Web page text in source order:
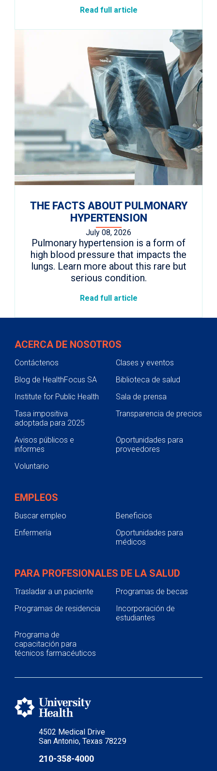
Read full article
THE FACTS ABOUT PULMONARY
HYPERTENSION
July 08, 2026
Pulmonary hypertension is a form of
high blood pressure that impacts the
lungs. Learn more about this rare but
serious condition.
Read full article
4502 Medical Drive
San Antonio, Texas 78229
210-358-4000
ACERCA DE NOSOTROS
Contáctenos
Clases y eventos
Blog de HealthFocus SA
Biblioteca de salud
Institute for Public Health
Sala de prensa
Tasa impositiva
adoptada para 2025
Transparencia de precios
Avisos públicos e
informes
Oportunidades para
proveedores
Voluntario
EMPLEOS
Buscar empleo
Beneficios
Enfermería
Oportunidades para
médicos
PARA PROFESIONALES DE LA SALUD
Trasladar a un paciente
Programas de becas
Programas de residencia
Incorporación de
estudiantes
Programa de
capacitación para
técnicos farmacéuticos